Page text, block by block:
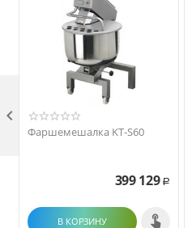
Фаршемешалка KT-S60
399 129 Р
В КОРЗИНУ
